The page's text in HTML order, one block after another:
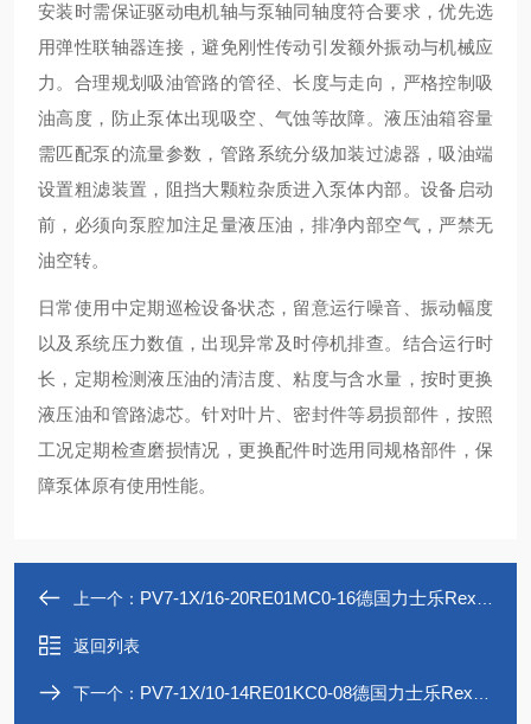
安装时需保证驱动电机轴与泵轴同轴度符合要求，优先选
用弹性联轴器连接，避免刚性传动引发额外振动与机械应
力。合理规划吸油管路的管径、长度与走向，严格控制吸
油高度，防止泵体出现吸空、气蚀等故障。液压油箱容量
需匹配泵的流量参数，管路系统分级加装过滤器，吸油端
设置粗滤装置，阻挡大颗粒杂质进入泵体内部。设备启动
前，必须向泵腔加注足量液压油，排净内部空气，严禁无
油空转。
日常使用中定期巡检设备状态，留意运行噪音、振动幅度
以及系统压力数值，出现异常及时停机排查。结合运行时
长，定期检测液压油的清洁度、粘度与含水量，按时更换
液压油和管路滤芯。针对叶片、密封件等易损部件，按照
工况定期检查磨损情况，更换配件时选用同规格部件，保
障泵体原有使用性能。
上一个： PV7-1X/16-20RE01MC0-16德国力士乐Rexroth液压叶片泵R900580382
返回列表
下一个： PV7-1X/10-14RE01KC0-08德国力士乐Rexroth液压叶片泵R901413995